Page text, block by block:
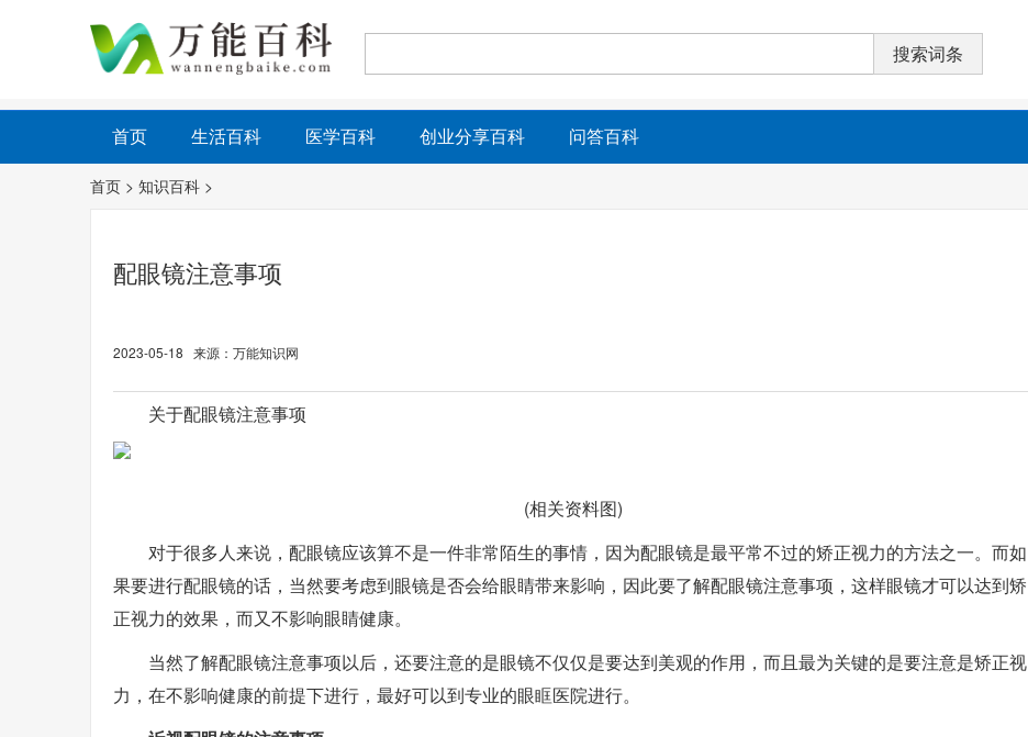
首页 生活百科 医学百科 创业分享百科 问答百科
首页 > 知识百科 >
配眼镜注意事项
2023-05-18 来源：万能知识网
关于配眼镜注意事项
(相关资料图)
对于很多人来说，配眼镜应该算不是一件非常陌生的事情，因为配眼镜是最平常不过的矫正视力的方法之一。而如
果要进行配眼镜的话，当然要考虑到眼镜是否会给眼睛带来影响，因此要了解配眼镜注意事项，这样眼镜才可以达到矫
正视力的效果，而又不影响眼睛健康。
当然了解配眼镜注意事项以后，还要注意的是眼镜不仅仅是要达到美观的作用，而且最为关键的是要注意是矫正视
力，在不影响健康的前提下进行，最好可以到专业的眼眶医院进行。